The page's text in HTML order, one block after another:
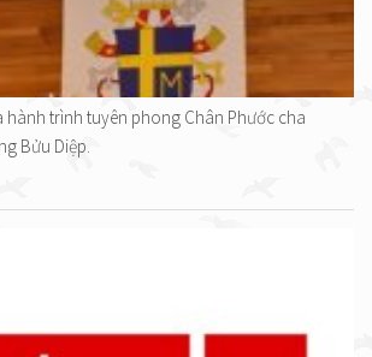
hành trình tuyên phong Chân Phước cha
Bửu Diệp.